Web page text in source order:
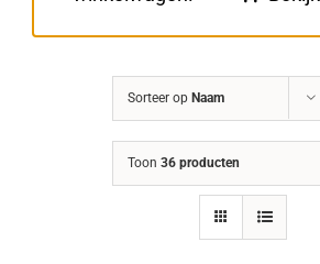
Sorteer op Naam
Toon 36 producten